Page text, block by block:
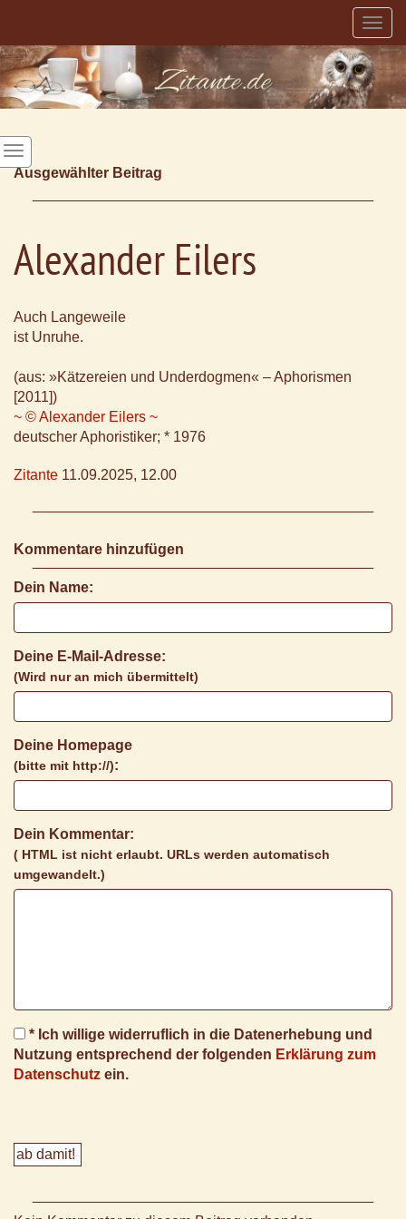
Ausgewählter Beitrag
Alexander Eilers
Auch Langeweile
ist Unruhe.
(aus: »Kätzereien und Underdogmen« – Aphorismen
[2011])
~ © Alexander Eilers ~
deutscher Aphoristiker; * 1976
Zitante 11.09.2025, 12.00
Kommentare hinzufügen
Dein Name:
Deine E-Mail-Adresse:
(Wird nur an mich übermittelt)
Deine Homepage
(bitte mit http://):
Dein Kommentar:
( HTML ist nicht erlaubt. URLs werden automatisch
umgewandelt.)
* Ich willige widerruflich in die Datenerhebung und
Nutzung entsprechend der folgenden Erklärung zum
Datenschutz ein.